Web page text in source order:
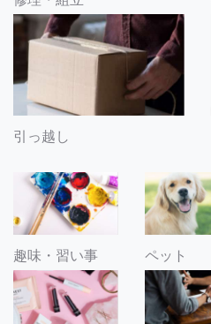
引っ越し
趣味・習い事 ペット